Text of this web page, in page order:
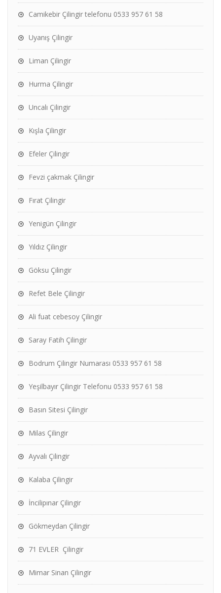
Camikebir Çilingir telefonu 0533 957 61 58
Uyanış Çilingir
Liman Çilingir
Hurma Çilingir
Uncalı Çilingir
Kışla Çilingir
Efeler Çilingir
Fevzi çakmak Çilingir
Fırat Çilingir
Yenigün Çilingir
Yıldız Çilingir
Göksu Çilingir
Refet Bele Çilingir
Ali fuat cebesoy Çilingir
Saray Fatih Çilingir
Bodrum Çilingir Numarası 0533 957 61 58
Yeşilbayır Çilingir Telefonu 0533 957 61 58
Basın Sitesi Çilingir
Milas Çilingir
Ayvalı Çilingir
Kalaba Çilingir
İncilipınar Çilingir
Gökmeydan Çilingir
71 EVLER Çilingir
Mimar Sinan Çilingir